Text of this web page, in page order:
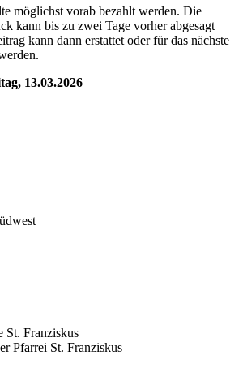
möglichst vorab bezahlt werden. Die
kann bis zu zwei Tage vorher abgesagt
kann dann erstattet oder für das nächste
13.03.2026
St. Franziskus
Pfarrei St. Franziskus